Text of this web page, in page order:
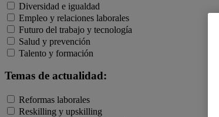
Diversidad e igualdad
Empleo y relaciones laborales
Futuro del trabajo y tecnología
Salud y prevención
Talento y formación
Temas de actualidad:
Reformas laborales
Reskilling y upskilling